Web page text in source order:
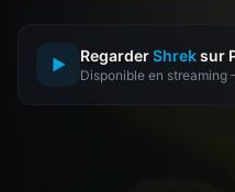
▶ RegarderShreksur
Disponible en